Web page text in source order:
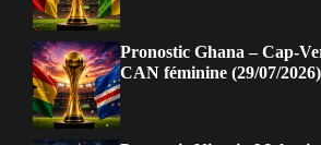
Pronostic Ghana – Cap-
CAN féminine (29/07/2026)